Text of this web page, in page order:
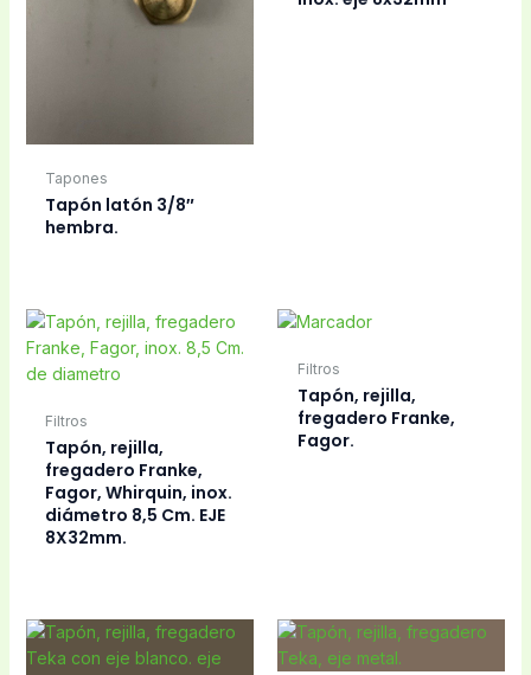
Tapones
Tapón latón 3/8″
hembra.
Filtros
Tapón, rejilla,
fregadero Franke,
Fagor, Whirquin, inox.
diámetro 8,5 Cm. EJE
8X32mm.
Filtros
Tapón, rejilla,
fregadero Franke,
Fagor.